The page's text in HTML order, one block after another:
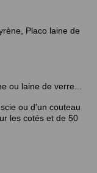
Placo laine de
ou laine de verre...
ou d'un couteau
les cotés et de 50